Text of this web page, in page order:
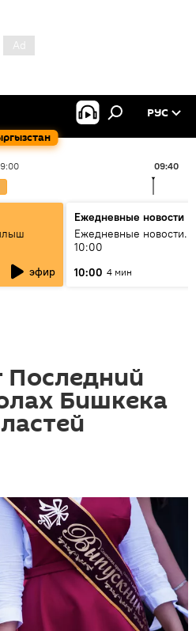
РУС
09:40
эфир
Ежедневные новости
Ежедневные новости.
10:00
10:00 4 мин
Последний
Бишкека